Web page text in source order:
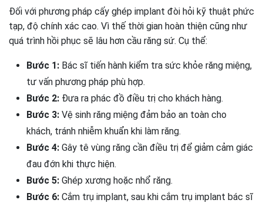
Đối với phương pháp cấy ghép implant đòi hỏi kỹ thuật phức
tạp, độ chính xác cao. Vì thế thời gian hoàn thiện cũng như
quá trình hồi phục sẽ lâu hơn cầu răng sứ. Cụ thể:
Bước 1: Bác sĩ tiến hành kiểm tra sức khỏe răng miệng,
tư vấn phương pháp phù hợp.
Bước 2: Đưa ra phác đồ điều trị cho khách hàng.
Bước 3: Vệ sinh răng miệng đảm bảo an toàn cho
khách, tránh nhiễm khuẩn khi làm răng.
Bước 4: Gây tê vùng răng cần điều trị để giảm cảm giác
đau đớn khi thực hiện.
Bước 5: Ghép xương hoặc nhổ răng.
Bước 6: Cắm trụ implant, sau khi cắm trụ implant bác sĩ